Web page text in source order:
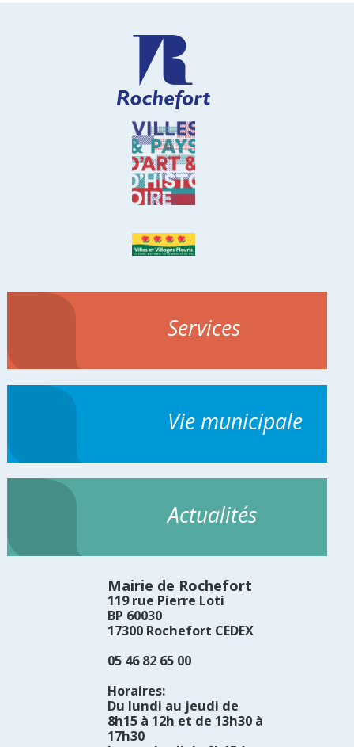
Services
Vie municipale
Actualités
Mairie de Rochefort
119 rue Pierre Loti
BP 60030
17300 Rochefort CEDEX
05 46 82 65 00
Horaires:
Du lundi au jeudi de
8h15 à 12h et de 13h30 à
17h30